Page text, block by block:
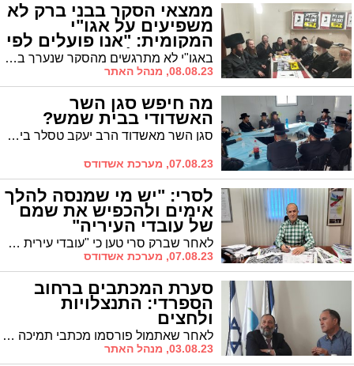
ממצאי הסקר בבני ברק לא
משפיעים על אגו"י
המקומית: "אנו פועלים לפי
מה שטוב לעיר" באגו"י לא מתרגשים מהסקר שנערך בבני ברק, על אף שמדובר בממצאים מפתיעים. "קיבלנו את ההחלטה לפי מה שטוב לאשדוד", אומר לנו גורם בכיר באגו"י. "ואנו פועלים לפי מה שטוב לעיר"
08.08.23, מנהל האתר
מה חיפש סגן השר
האשדודי בבית שמש?
סגן השר מאשדוד הרב יעקב טסלר ביקר היום בבית שמש ונועד עם מנהלי המוסדות המקומיים וראשי הקהילות של חסידות ויזניץ בעיר לקראת הבחירות המוניציפאליות בעיר
07.08.23, מערכת אשדודס
לסרי: "יש מי שמנסה להלך
אימים ולהכפיש את שמם
של עובדי העיריה"
לאחר שברק סרי טען כי "עובדי עירית אשדוד מאוימים" הדף ראש העיר ד"ר לסרי את טענותיו ותיאר את השינוי שחולל בקרב העשיה הציבורית במסדרונות העיריה עם כניסתו ללשכת ראש העיר
07.08.23, מערכת אשדודס
סערת המכתבים ברחוב
הספרדי: התנצלויות
ולחצים
לאחר שאתמול פורסמו מכתבי תמיכה בלסרי ולאחר מכן, בתגובה, פורסם מכתב תמיכה בר' אבי אמסלם, הסאגה נמשכת: שניים מהרבנים חזרו בהם ומנגד מקורבי לסרי טוענים שיש באמתחתם הקלטות של רבנים ממכתב אמסלם הטוענים ששמם שורבב ללא תיאום
03.08.23, מנהל האתר